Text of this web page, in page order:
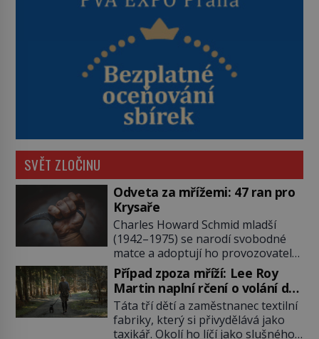
SVĚT ZLOČINU
Odveta za mřížemi: 47 ran pro
Krysaře
Charles Howard Schmid mladší
(1942–1975) se narodí svobodné
matce a adoptují ho provozovatelé
pečovatelského domu Charles a
Katharine Schmidovi. Synek jim
mnoho radosti nepřinese. Mezi
přáteli v arizonském Tusconu se
mu přezdívá Krysař. Je to pohledný
Případ zpoza mříží: Lee Roy
Martin naplní rčení o volání do
lesa
Táta tří dětí a zaměstnanec textilní
fabriky, který si přivydělává jako
taxikář. Okolí ho líčí jako slušného